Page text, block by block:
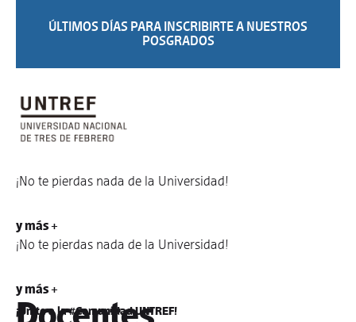
ÚLTIMOS DÍAS PARA INSCRIBIRTE A NUESTROS
POSGRADOS
¡No te pierdas nada de la Universidad!
y más +
¡No te pierdas nada de la Universidad!
y más +
¡Unite a la #Comunidad UNTREF!